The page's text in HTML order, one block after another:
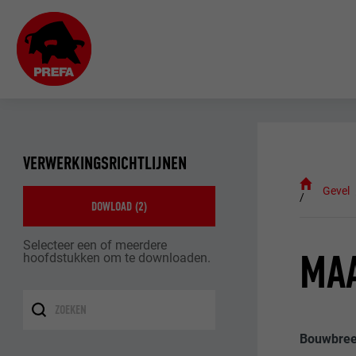
VERWERKINGSRICHTLIJNEN
DOWLOAD (2)
Selecteer een of meerdere
hoofdstukken om te downloaden.
Gevel